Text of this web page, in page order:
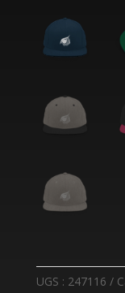
UGS : 247116